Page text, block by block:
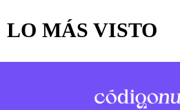
LO MÁS VISTO